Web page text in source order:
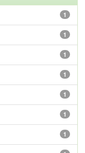
1
1
1
1
1
1
1